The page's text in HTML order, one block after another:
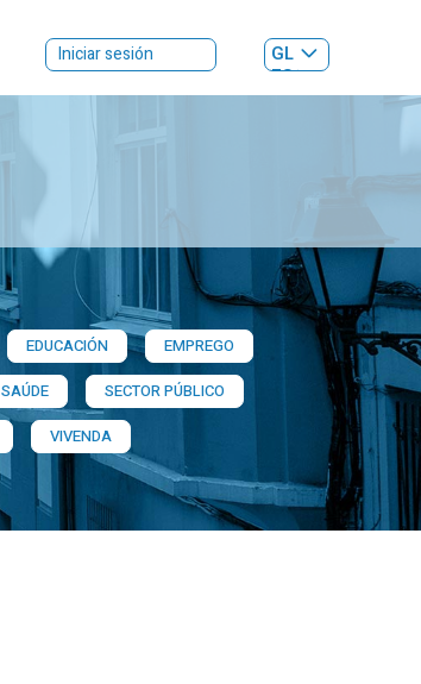
Iniciar sesión
GL
ES|
EDUCACIÓN
EMPREGO
SAÚDE
SECTOR PÚBLICO
VIVENDA